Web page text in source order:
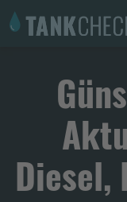
Diesel,